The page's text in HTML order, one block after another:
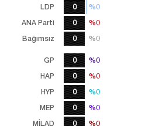
LDP
ANA Parti
Bağımsız
0
0
0
%0
%0
%0
%0
%0
%0
GP
HAP
HYP
MEP
MİLAD
0
0
0
0
0
%0
%0
%0
%0
%0
%0
%0
%0
%0
%0